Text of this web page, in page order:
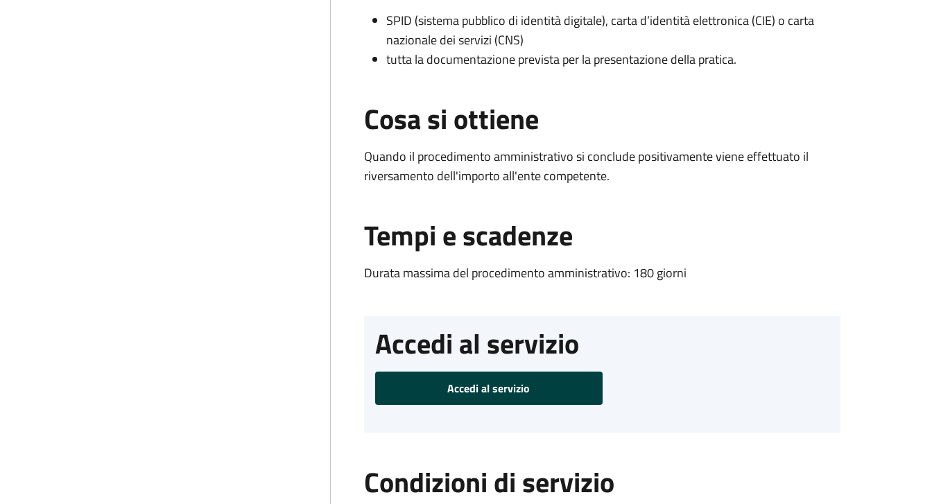
SPID (sistema pubblico di identità digitale), carta d’identità elettronica (CIE) o carta
nazionale dei servizi (CNS)
tutta la documentazione prevista per la presentazione della pratica.
Cosa si ottiene
Quando il procedimento amministrativo si conclude positivamente viene effettuato il
riversamento dell'importo all'ente competente.
Tempi e scadenze
Durata massima del procedimento amministrativo: 180 giorni
Accedi al servizio
Accedi al servizio
Condizioni di servizio